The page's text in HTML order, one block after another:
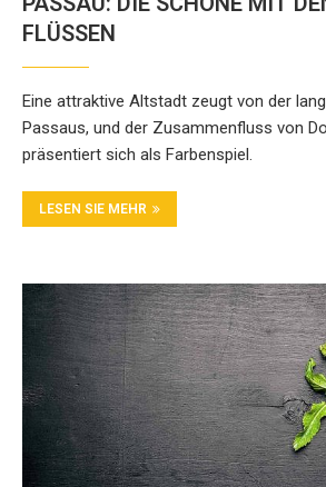
FLÜSSEN
Eine attraktive Altstadt zeugt von der
Passaus, und der Zusammenfluss von
präsentiert sich als Farbenspiel.
LESEN SIE MEHR